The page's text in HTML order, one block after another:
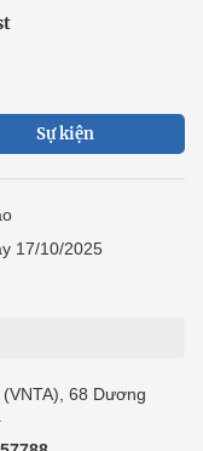
Sự kiện
17/10/2025
68 Dương